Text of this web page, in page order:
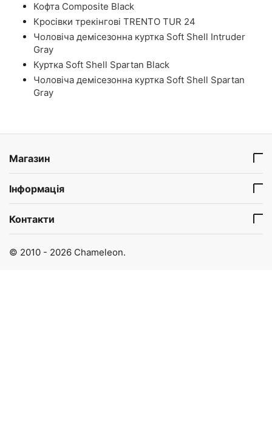
Кофта Composite Black
Кросівки трекінгові TRENTO TUR 24
Чоловіча демісезонна куртка Soft Shell Intruder
Gray
Куртка Soft Shell Spartan Black
Чоловіча демісезонна куртка Soft Shell Spartan
Gray
Магазин
Інформація
Контакти
© 2010 - 2026 Chameleon.